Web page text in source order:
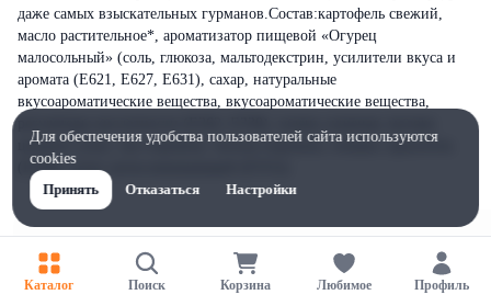
даже самых взыскательных гурманов.Состав:картофель свежий,
масло растительное*, ароматизатор пищевой «Огурец
малосольный» (соль, глюкоза, мальтодекстрин, усилители вкуса и
аромата (Е621, Е627, Е631), сахар, натуральные
вкусоароматические вещества, вкусоароматические вещества,
цельное сухое, лук порошок, чеснок порошок, специи, краситель
(Е100), агент антислеживающий (Е551))
Каталог Поиск Корзина Любимое Профиль
Для обеспечения удобства пользователей сайта используются
cookies
Принять
Отказаться Настройки